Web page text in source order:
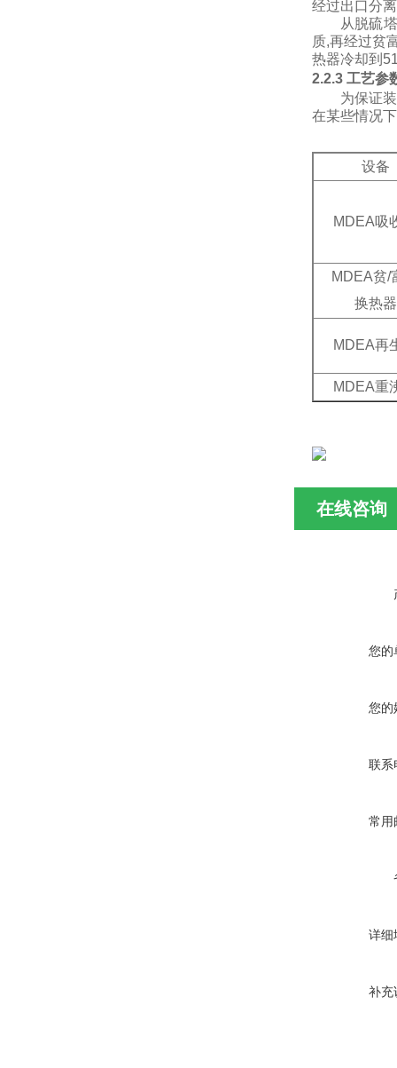
经过出口分
从脱硫
质,再经过贫
热器冷却到
2.2.3 工艺参
为保证
在某些情况
设备
MDEA吸
MDEA贫/
换热器
MDEA再
MDEA重
在线咨询
您的
您的
联系
常用
详细
补充